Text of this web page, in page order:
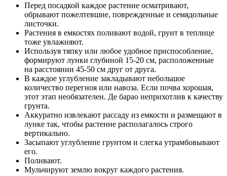
Перед посадкой каждое растение осматривают,
обрывают пожелтевшие, поврежденные и семядольные
листочки.
Растения в емкостях поливают водой, грунт в теплице
тоже увлажняют.
Используя тяпку или любое удобное приспособление,
формируют лунки глубиной 15-20 см, расположенные
на расстоянии 45-50 см друг от друга.
В каждое углубление закладывают небольшое
количество перегноя или навоза. Если почва хорошая,
этот этап необязателен. Де барао неприхотлив к качеству
грунта.
Аккуратно извлекают рассаду из емкости и размещают в
лунке так, чтобы растение располагалось строго
вертикально.
Засыпают углубление грунтом и слегка утрамбовывают
его.
Поливают.
Мульчируют землю вокруг каждого растения.